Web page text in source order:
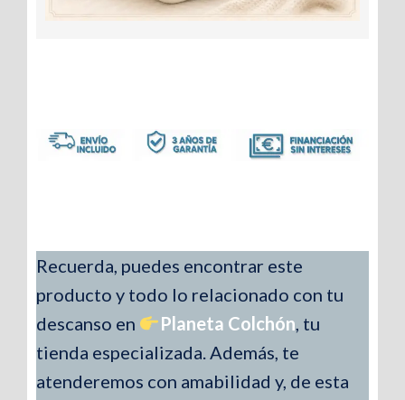
Recuerda, puedes encontrar este
producto y todo lo relacionado con tu
descanso en
Planeta Colchón, tu
tienda especializada. Además, te
atenderemos con amabilidad y, de esta